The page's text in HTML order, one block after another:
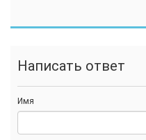
Написать ответ
Имя